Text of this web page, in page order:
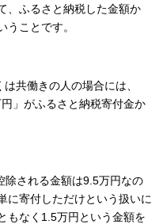
、ふるさと納税した金額か
うことです。
共働きの人の場合には、
」がふるさと納税寄付金か
除される金額は9.5万円なの
に寄付しただけという扱いに
もなく1.5万円という金額を